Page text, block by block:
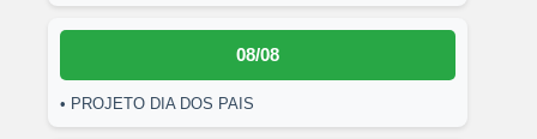
08/08
• PROJETO DIA DOS PAIS